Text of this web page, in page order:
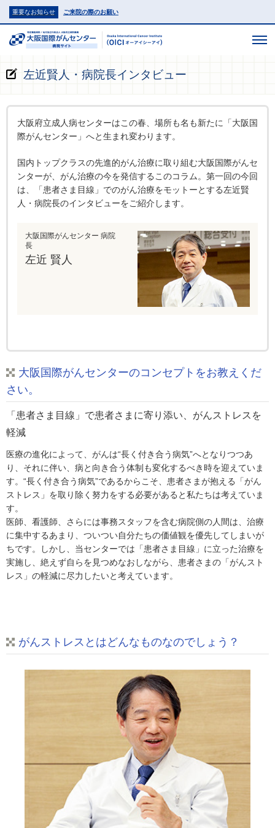
重要なお知らせ ご来院の際のお願い
左近賢人・病院長インタビュー
大阪府立成人病センターはこの春、場所も名も新たに「大阪国
際がんセンター」へと生まれ変わります。
国内トップクラスの先進的がん治療に取り組む大阪国際がんセ
ンターが、がん治療の今を発信するこのコラム。第一回の今回
は、「患者さま目線」でのがん治療をモットーとする左近賢
人・病院長のインタビューをご紹介します。
大阪国際がんセンター 病院
長
左近 賢人
大阪国際がんセンターのコンセプトをお教えくだ
さい。
「患者さま目線」で患者さまに寄り添い、がんストレスを
軽減
医療の進化によって、がんは“長く付き合う病気”へとなりつつあ
り、それに伴い、病と向き合う体制も変化するべき時を迎えていま
す。“長く付き合う病気”であるからこそ、患者さまが抱える「がん
ストレス」を取り除く努力をする必要があると私たちは考えていま
す。
医師、看護師、さらには事務スタッフを含む病院側の人間は、治療
に集中するあまり、ついつい自分たちの価値観を優先してしまいが
ちです。しかし、当センターでは「患者さま目線」に立った治療を
実施し、絶えず自らを見つめなおしながら、患者さまの「がんスト
レス」の軽減に尽力したいと考えています。
がんストレスとはどんなものなのでしょう？